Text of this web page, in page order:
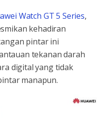
Watch GT 5 Series,
kehadiran
pintar ini
tekanan darah
digital yang tidak
manapun.